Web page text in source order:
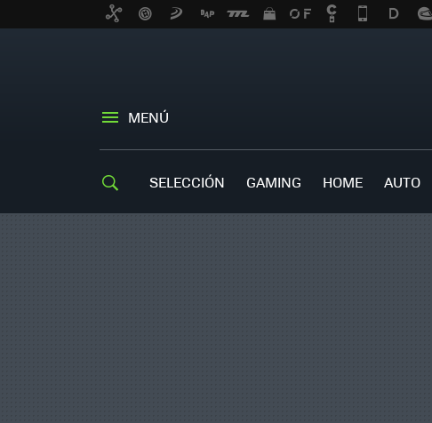
MENÚ
SELECCIÓN GAMING HOME AUTO